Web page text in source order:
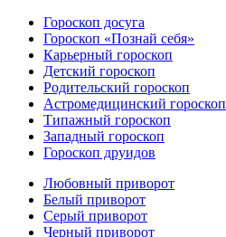
Гороскоп досуга
Гороскоп «Познай себя»
Карьерный гороскоп
Детский гороскоп
Родительский гороскоп
Астромедицинский гороскоп
Типажный гороскоп
Западный гороскоп
Гороскоп друидов
Любовный приворот
Белый приворот
Серый приворот
Черный приворот